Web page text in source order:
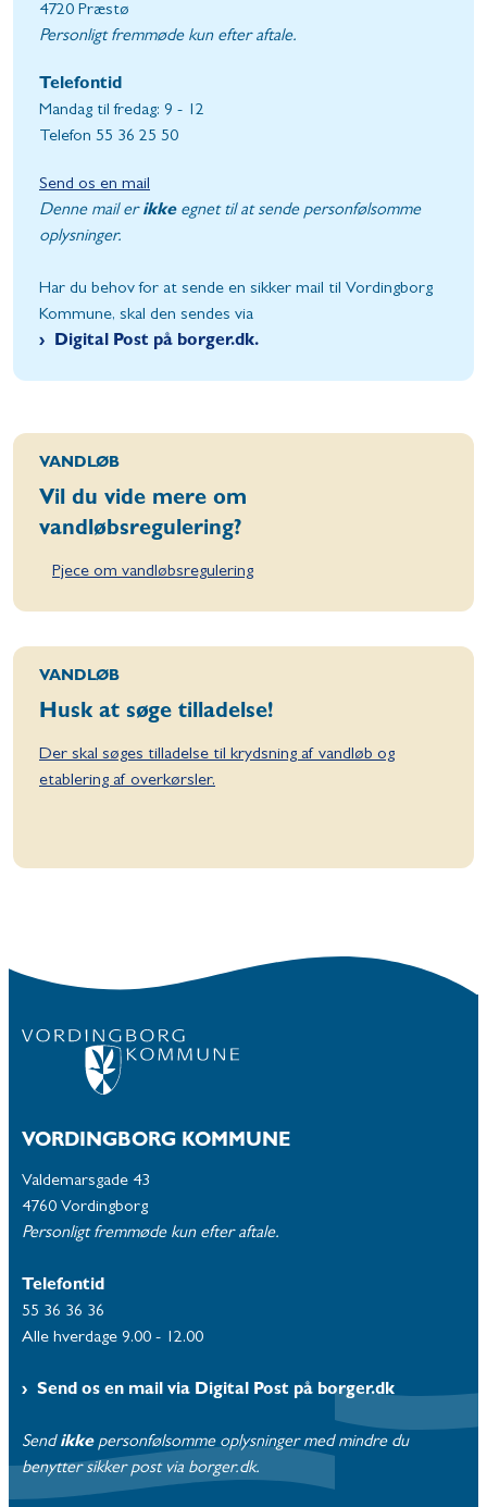
4720 Præstø
Personligt fremmøde kun efter aftale.
Telefontid
Mandag til fredag: 9 - 12
Telefon 55 36 25 50
Send os en mail
Denne mail er ikke egnet til at sende personfølsomme
oplysninger.
Har du behov for at sende en sikker mail til Vordingborg
Kommune, skal den sendes via
Digital Post på borger.dk.
VANDLØB
Vil du vide mere om
vandløbsregulering?
Pjece om vandløbsregulering
VANDLØB
Husk at søge tilladelse!
Der skal søges tilladelse til krydsning af vandløb og
etablering af overkørsler.
VORDINGBORG KOMMUNE
Valdemarsgade 43
4760 Vordingborg
Personligt fremmøde kun efter aftale.
Telefontid
55 36 36 36
Alle hverdage 9.00 - 12.00
Send os en mail via Digital Post på borger.dk
Send ikke personfølsomme oplysninger med mindre du
benytter sikker post via borger.dk.